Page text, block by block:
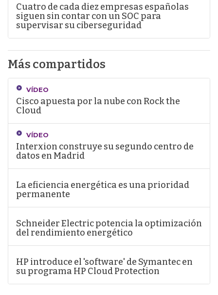
Cuatro de cada diez empresas españolas
siguen sin contar con un SOC para
supervisar su ciberseguridad
Más compartidos
VÍDEO
Cisco apuesta por la nube con Rock the
Cloud
VÍDEO
Interxion construye su segundo centro de
datos en Madrid
La eficiencia energética es una prioridad
permanente
Schneider Electric potencia la optimización
del rendimiento energético
HP introduce el 'software' de Symantec en
su programa HP Cloud Protection